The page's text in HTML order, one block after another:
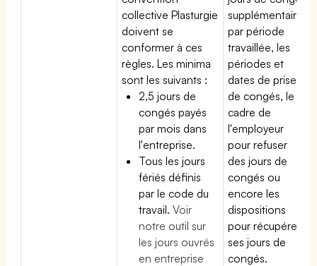
collective Plasturgie
doivent se
conformer à ces
règles. Les minima
sont les suivants :
2,5 jours de
congés payés
par mois dans
l'entreprise.
Tous les jours
fériés définis
par le code du
travail.Voir
notre outil sur
les jours ouvrés
en entreprise
supplémentaires
par période
travaillée, les
périodes et
dates de prise
de congés, le
cadre de
l'employeur
pour refuser
des jours de
congés ou
encore les
dispositions
pour récupérer
ses jours de
congés.